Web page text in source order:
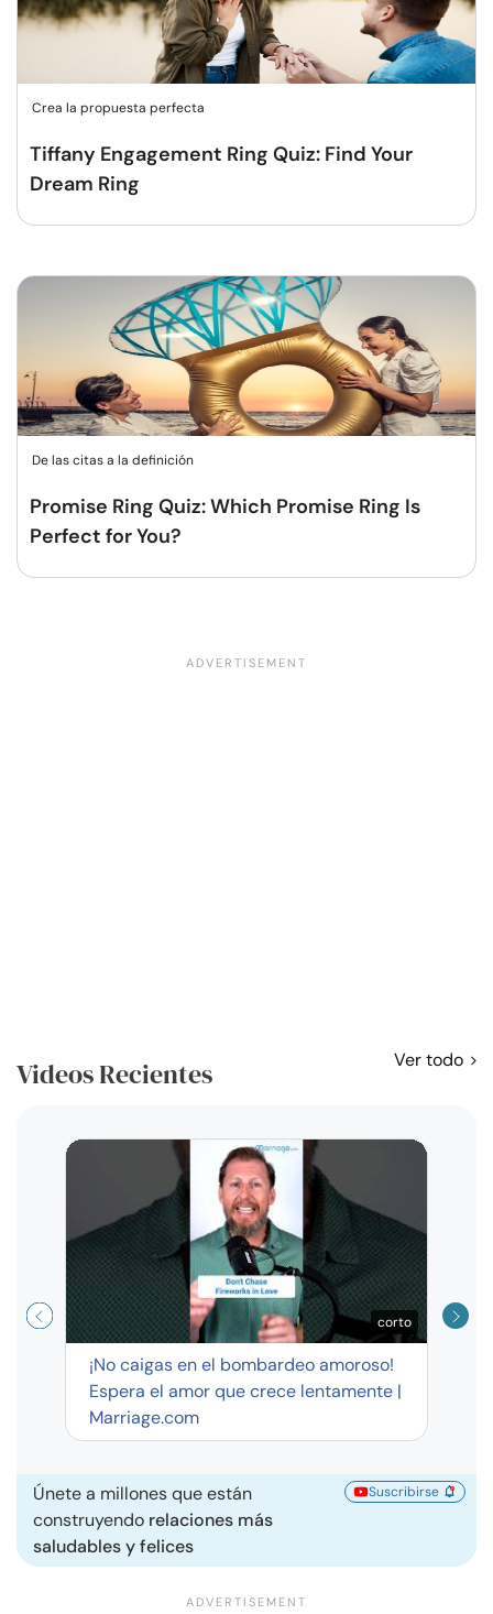
Crea la propuesta perfecta
Tiffany Engagement Ring Quiz: Find Your
Dream Ring
De las citas a la definición
Promise Ring Quiz: Which Promise Ring Is
Perfect for You?
Videos Recientes Ver todo
corto
¡No caigas en el bombardeo amoroso!
Espera el amor que crece lentamente |
Marriage.com
Únete a millones que están
construyendo relaciones más
saludables y felices
Suscribirse